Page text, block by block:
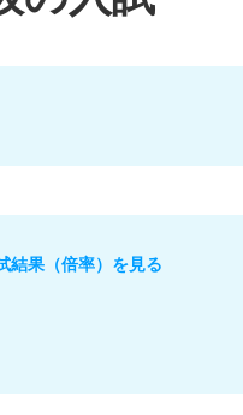
結果（倍率）を見る